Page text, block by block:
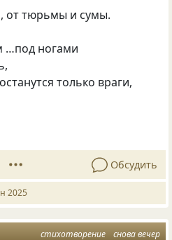
от тюрьмы и сумы.
…под ногами
только враги,
Обсудить
2025
стихотворение снова вечер